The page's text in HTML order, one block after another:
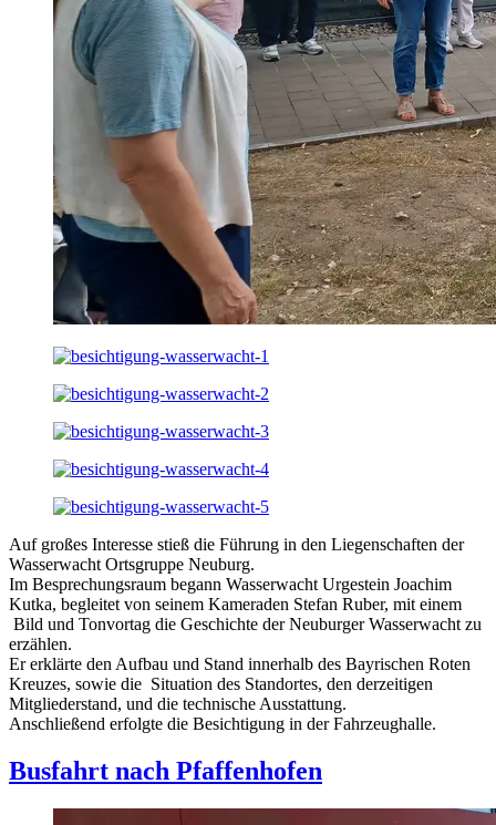
Auf großes Interesse stieß die Führung in den Liegenschaften der
Wasserwacht Ortsgruppe Neuburg.
Im Besprechungsraum begann Wasserwacht Urgestein Joachim
Kutka, begleitet von seinem Kameraden Stefan Ruber, mit einem
Bild und Tonvortag die Geschichte der Neuburger Wasserwacht zu
erzählen.
Er erklärte den Aufbau und Stand innerhalb des Bayrischen Roten
Kreuzes, sowie die Situation des Standortes, den derzeitigen
Mitgliederstand, und die technische Ausstattung.
Anschließend erfolgte die Besichtigung in der Fahrzeughalle.
Busfahrt nach Pfaffenhofen